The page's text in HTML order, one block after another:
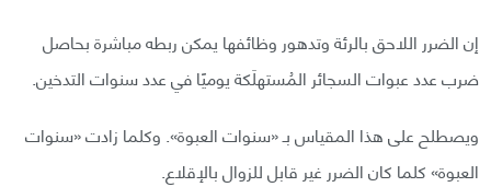
إن الضرر اللاحق بالرئة وتدهور وظائفها يمكن ربطه مباشرة بحاصل
ضرب عدد عبوات السجائر المُستهلَكة يوميًا في عدد سنوات التدخين.
ويصطلح على هذا المقياس بـ «سنوات العبوة». وكلما زادت «سنوات
العبوة» كلما كان الضرر غير قابل للزوال بالإقلاع.